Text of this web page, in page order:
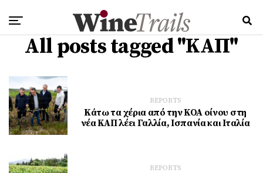
All posts tagged "ΚΑΠ"
REPORTS
Kάτω τα χέρια από την ΚΟΑ οίνου στη
νέα ΚΑΠ λέει Γαλλία, Ισπανία και Ιταλία
REPORTS